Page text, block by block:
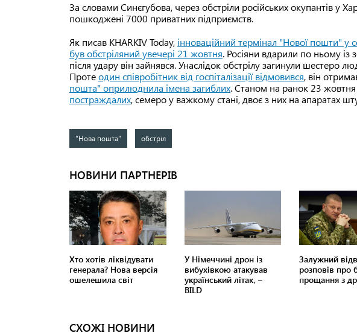
За словами Синєгубова, через обстріли російських окупантів у
пошкоджені 7000 приватних підприємств.
Як писав KHARKIV Today, інноваційний термінал "Нової пошти" у
був обстріляний увечері 21 жовтня. Росіяни вдарили по ньому із
після удару він зайнявся. Унаслідок обстрілу загинули шестеро
Протеодин співробітник від госпіталізації відмовився, він
пошта" оприлюднила імена загиблих. Станом на ранок 23 жовтня
постраждалих, семеро у важкому стані, двоє з них на апаратах
"Нова пошта" обстріл
СХОЖІ НОВИНИ